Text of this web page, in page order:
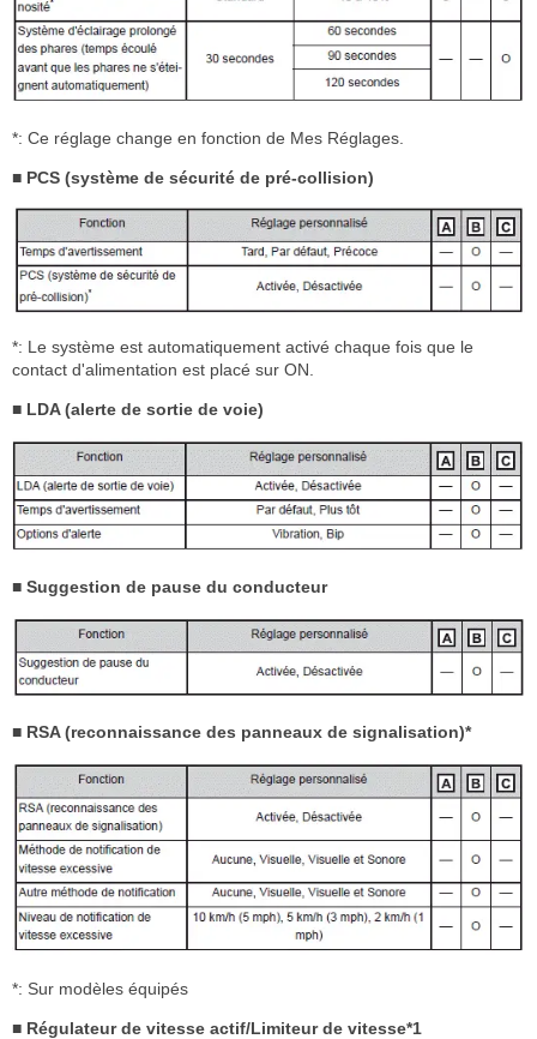
*: Ce réglage change en fonction de Mes Réglages.
■ PCS (système de sécurité de pré-collision)
*: Le système est automatiquement activé chaque fois que le
contact d'alimentation est placé sur ON.
■ LDA (alerte de sortie de voie)
■ Suggestion de pause du conducteur
■ RSA (reconnaissance des panneaux de signalisation)*
*: Sur modèles équipés
■ Régulateur de vitesse actif/Limiteur de vitesse*1